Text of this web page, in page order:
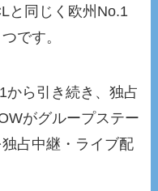
と同じく欧州No.1
です。
から引き続き、独占
がグループステー
占中継・ライブ配